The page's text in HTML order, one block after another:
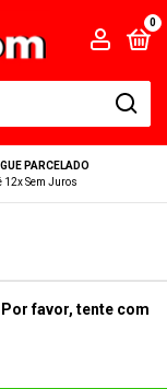
0
PARCELADO
12x Sem Juros
favor, tente com